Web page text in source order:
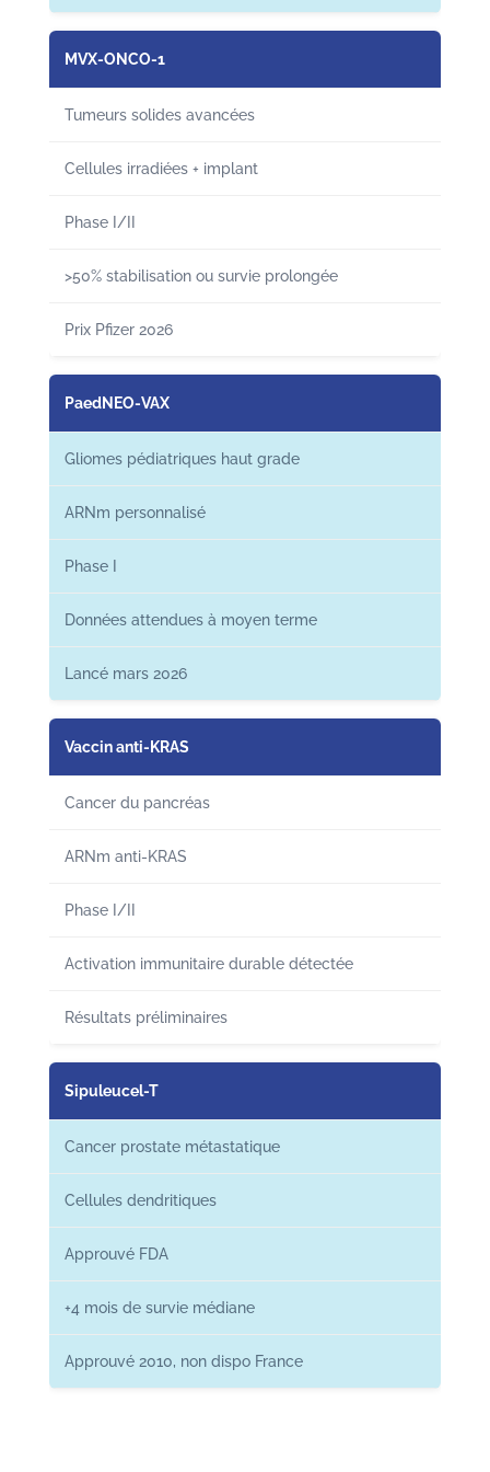
MVX-ONCO-1
Tumeurs solides avancées
Cellules irradiées + implant
Phase I/II
>50% stabilisation ou survie prolongée
Prix Pfizer 2026
PaedNEO-VAX
Gliomes pédiatriques haut grade
ARNm personnalisé
Phase I
Données attendues à moyen terme
Lancé mars 2026
Vaccin anti-KRAS
Cancer du pancréas
ARNm anti-KRAS
Phase I/II
Activation immunitaire durable détectée
Résultats préliminaires
Sipuleucel-T
Cancer prostate métastatique
Cellules dendritiques
Approuvé FDA
+4 mois de survie médiane
Approuvé 2010, non dispo France